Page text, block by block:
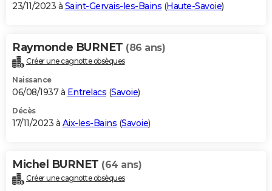
23/11/2023 à Saint-Gervais-les-Bains (Haute-Savoie)
Raymonde BURNET (86 ans)
Créer une cagnotte obsèques
Naissance
06/08/1937 à Entrelacs (Savoie)
Décès
17/11/2023 à Aix-les-Bains (Savoie)
Michel BURNET (64 ans)
Créer une cagnotte obsèques